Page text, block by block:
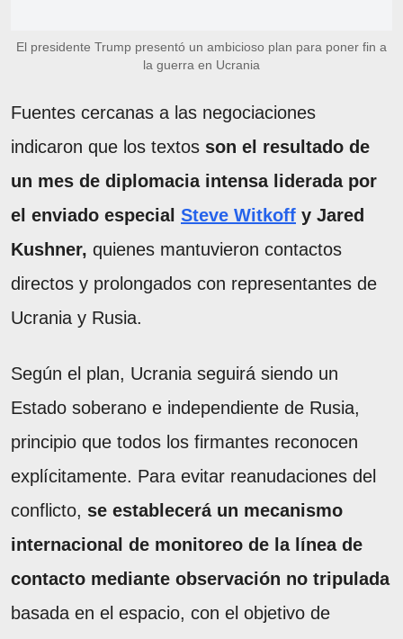
El presidente Trump presentó un ambicioso plan para poner fin a
la guerra en Ucrania
Fuentes cercanas a las negociaciones
indicaron que los textos son el resultado de
un mes de diplomacia intensa liderada por
el enviado especial Steve Witkoff y Jared
Kushner, quienes mantuvieron contactos
directos y prolongados con representantes de
Ucrania y Rusia.
Según el plan, Ucrania seguirá siendo un
Estado soberano e independiente de Rusia,
principio que todos los firmantes reconocen
explícitamente. Para evitar reanudaciones del
conflicto, se establecerá un mecanismo
internacional de monitoreo de la línea de
contacto mediante observación no tripulada
basada en el espacio, con el objetivo de